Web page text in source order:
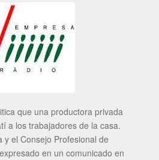
que una productora privada
a los trabajadores de la casa.
y el Consejo Profesional de
en un comunicado en